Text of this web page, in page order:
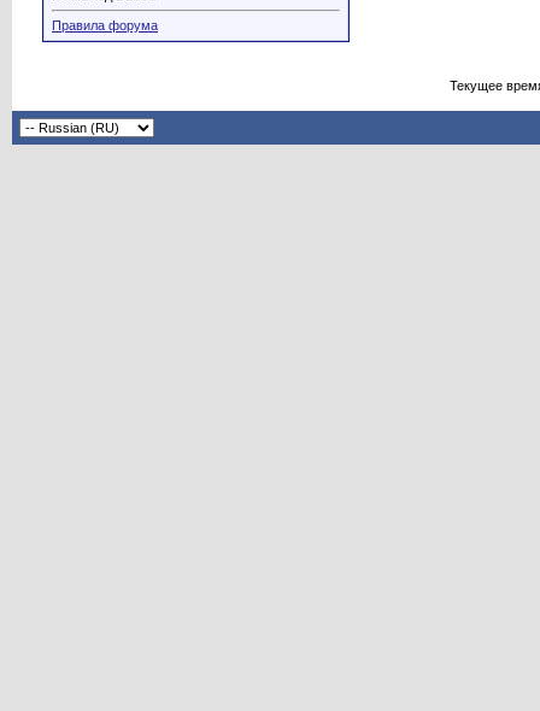
Правила форума
Текущее